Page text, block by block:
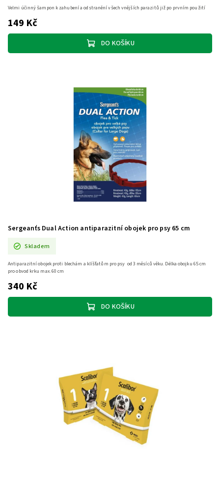
149 Kč
DO KOŠÍKU
Velmi účinný šampon k zahubení a odstranění všech vnějších parazitů již po prvním použití
Sergeanťs Dual Action antiparazitní obojek pro psy 65 cm
Skladem
340 Kč
DO KOŠÍKU
Antiparazitní obojek proti blechám a klíšťatům pro psy od 3 měsíců věku. Délka obojku 65 cm
pro obvod krku max. 60 cm